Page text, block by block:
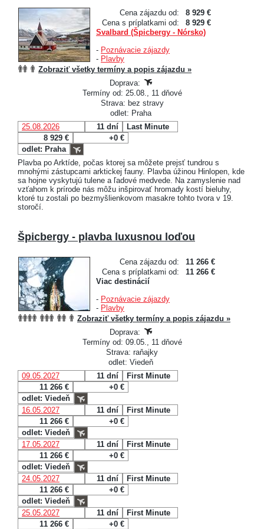
Cena zájazdu od:
8 929 €
Cena s príplatkami od:
8 929 €
Svalbard (Špicbergy - Nórsko)
- Poznávacie zájazdy
- Plavby
Zobraziť všetky termíny a popis zájazdu »
Doprava:
Termíny od: 25.08., 11 dňové
Strava: bez stravy
odlet: Praha
25.08.2026
11 dní
Last Minute
8 929 €
+0 €
odlet: Praha
Plavba po Arktíde, počas ktorej sa môžete prejsť tundrou s
mnohými zástupcami arktickej fauny. Plavba úžinou Hinlopen, kde
sa hojne vyskytujú tulene a ľadové medvede. Na zamyslenie nad
vzťahom k prírode nás môžu inšpirovať hromady kostí bieluhy,
ktoré tu zostali po bezmyšlienkovom masakre tohto tvora v 19.
storočí.
Špicbergy - plavba luxusnou loďou
Cena zájazdu od:
11 266 €
Cena s príplatkami od:
11 266 €
Viac destinácií
- Poznávacie zájazdy
- Plavby
Zobraziť všetky termíny a popis zájazdu »
Doprava:
Termíny od: 09.05., 11 dňové
Strava: raňajky
odlet: Viedeň
09.05.2027
11 dní
First Minute
11 266 €
+0 €
odlet: Viedeň
16.05.2027
11 dní
First Minute
11 266 €
+0 €
odlet: Viedeň
17.05.2027
11 dní
First Minute
11 266 €
+0 €
odlet: Viedeň
24.05.2027
11 dní
First Minute
11 266 €
+0 €
odlet: Viedeň
25.05.2027
11 dní
First Minute
11 266 €
+0 €